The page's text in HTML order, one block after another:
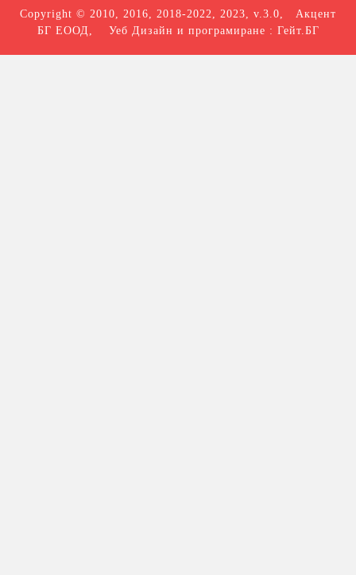
Copyright © 2010, 2016, 2018-2022, 2023, v.3.0, Акцент
БГ ЕООД , Уеб Дизайн и програмиране : Гейт.БГ